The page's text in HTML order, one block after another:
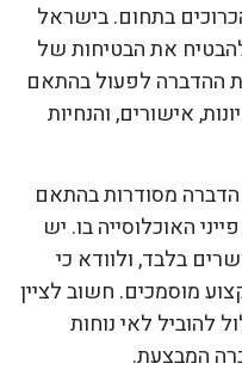
בתחום. בישראל
את הבטיחות של
ההדברה לפעול בהתאם
אישורים, והנחיות
הדברה מסודרות בהתאם
האוכלוסייה בו. יש
בלבד, ולוודא כי
מוסמכים. חשוב לציין
לאי נוחות
המבצעת.